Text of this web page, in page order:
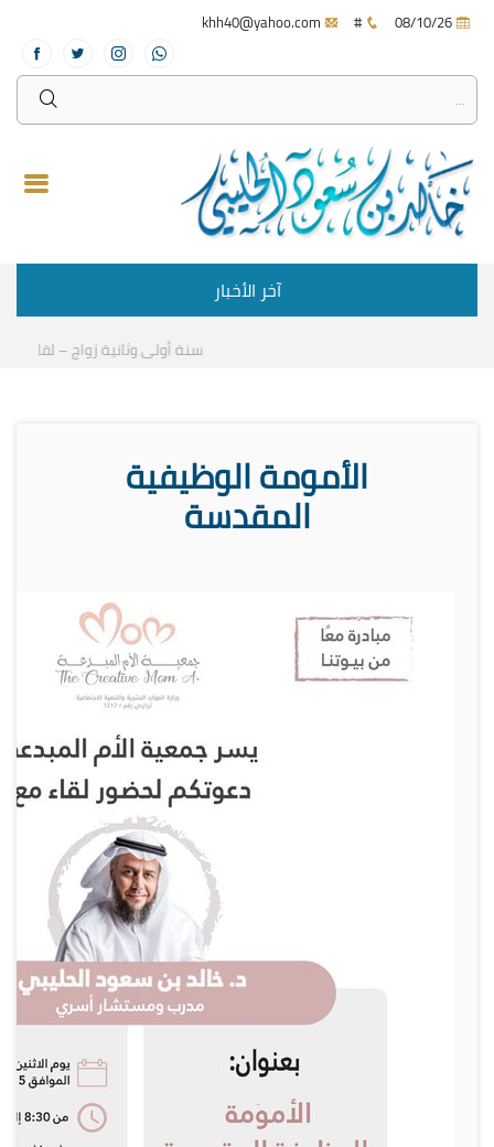
#
آخر الأخبار
سنة أولى وثانية زواج – لقاء مع
الأمومة الوظيفية
المقدسة